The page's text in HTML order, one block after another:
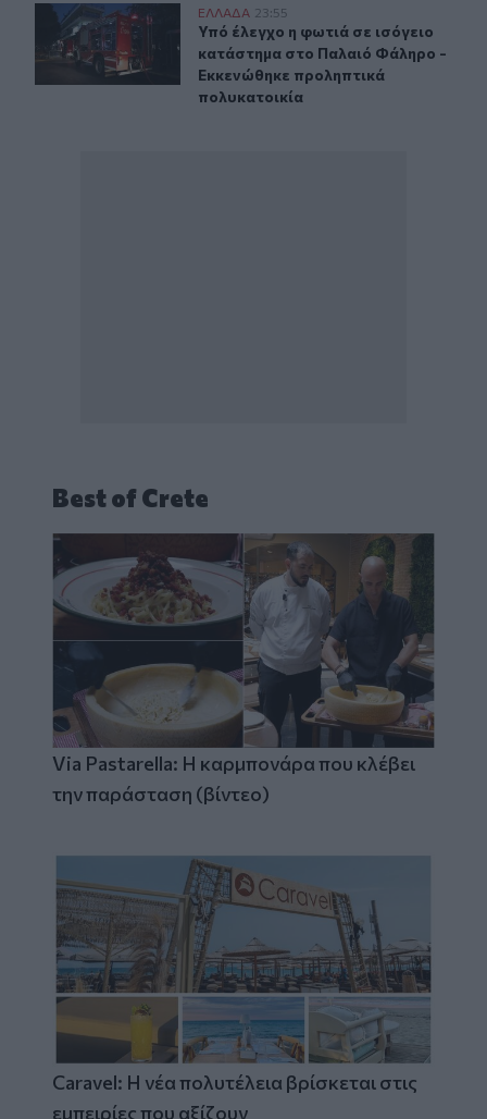
Υπό έλεγχο η φωτιά σε ισόγειο κατάστημα στο
ΕΛΛAΔΑ 23:55
Υπό έλεγχο η φωτιά σε ισόγειο
Υπό έλεγχο η φωτιά σε ισόγειο
κατάστημα στο Παλαιό Φάληρο -
Εκκενώθηκε προληπτικά
πολυκατοικία
Best of Crete
Via Pastarella: Η καρμπονάρα που κλέβει
την παράσταση (βίντεο)
Caravel: Η νέα πολυτέλεια βρίσκεται στις
εμπειρίες που αξίζουν